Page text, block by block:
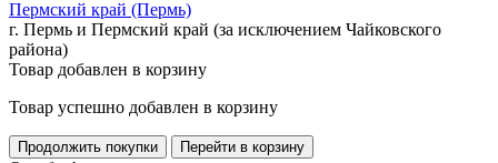
Пермский край (Пермь)
г. Пермь и Пермский край (за исключением Чайковского
района)
Товар добавлен в корзину
Товар успешно добавлен в корзину